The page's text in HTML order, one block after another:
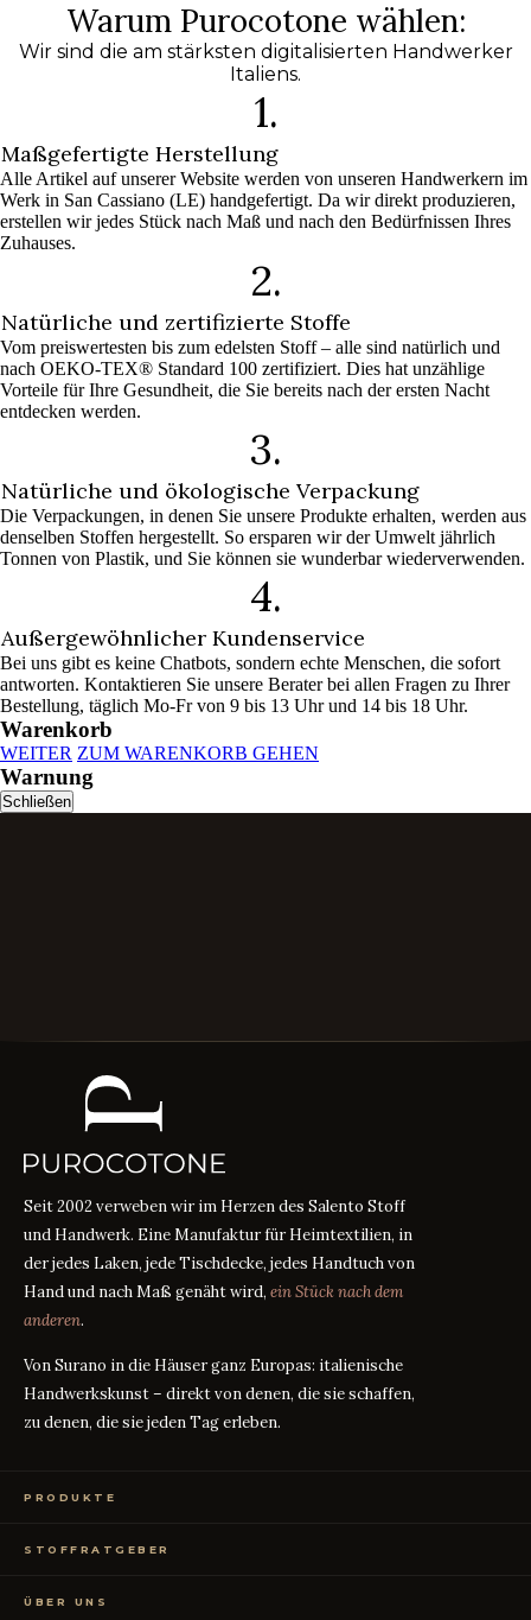
Warum Purocotone wählen:
Wir sind die am stärksten digitalisierten Handwerker
Italiens.
1.
Maßgefertigte Herstellung
Alle Artikel auf unserer Website werden von unseren Handwerkern im
Werk in San Cassiano (LE) handgefertigt. Da wir direkt produzieren,
erstellen wir jedes Stück nach Maß und nach den Bedürfnissen Ihres
Zuhauses.
2.
Natürliche und zertifizierte Stoffe
Vom preiswertesten bis zum edelsten Stoff – alle sind natürlich und
nach OEKO-TEX® Standard 100 zertifiziert. Dies hat unzählige
Vorteile für Ihre Gesundheit, die Sie bereits nach der ersten Nacht
entdecken werden.
3.
Natürliche und ökologische Verpackung
Die Verpackungen, in denen Sie unsere Produkte erhalten, werden aus
denselben Stoffen hergestellt. So ersparen wir der Umwelt jährlich
Tonnen von Plastik, und Sie können sie wunderbar wiederverwenden.
4.
Außergewöhnlicher Kundenservice
Bei uns gibt es keine Chatbots, sondern echte Menschen, die sofort
antworten. Kontaktieren Sie unsere Berater bei allen Fragen zu Ihrer
Bestellung, täglich Mo-Fr von 9 bis 13 Uhr und 14 bis 18 Uhr.
Warenkorb
WEITER ZUM WARENKORB GEHEN
Warnung
Schließen
Seit 2002 verweben wir im Herzen des Salento Stoff
und Handwerk. Eine Manufaktur für Heimtextilien, in
der jedes Laken, jede Tischdecke, jedes Handtuch von
Hand und nach Maß genäht wird, ein Stück nach dem
anderen.
Von Surano in die Häuser ganz Europas: italienische
Handwerkskunst – direkt von denen, die sie schaffen,
zu denen, die sie jeden Tag erleben.
PRODUKTE
Tischwäsche
Homewear
STOFFRATGEBER
Perkal oder Satin?
ÜBER UNS